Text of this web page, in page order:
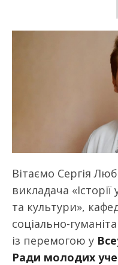
Вітаємо Сергія
викладача
та культури»,
соціально-
із перемогою у
Ради молодих